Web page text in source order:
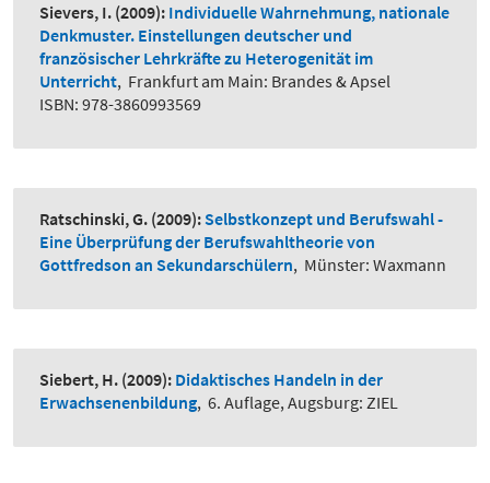
Sievers, I. (2009): Individuelle Wahrnehmung, nationale
Denkmuster. Einstellungen deutscher und
französischer Lehrkräfte zu Heterogenität im
Unterricht, Frankfurt am Main: Brandes & Apsel
ISBN: 978-3860993569
Ratschinski, G. (2009):Selbstkonzept und Berufswahl -
Eine Überprüfung der Berufswahltheorie von
Gottfredson an Sekundarschülern, Münster: Waxmann
Siebert, H. (2009): Didaktisches Handeln in der
Erwachsenenbildung, 6. Auflage, Augsburg: ZIEL